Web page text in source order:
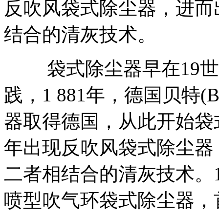
反吹风袋式除尘器，进
结合的清灰技术。
袋式除尘器早在19世
践，1 881年，德国贝特
器取得德国，从此开始
年出现反吹风袋式除尘
二者相结合的清灰技术。
喷型吹气环袋式除尘器